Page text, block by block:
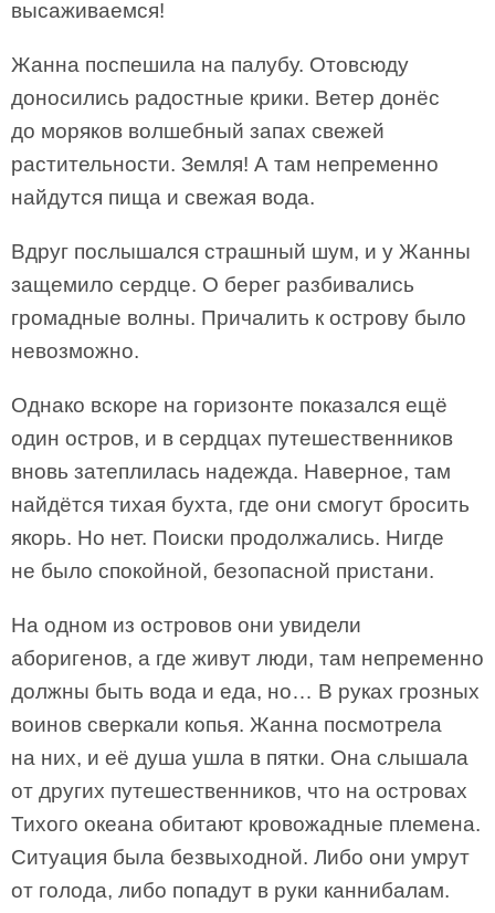
высаживаемся!
Жанна поспешила на палубу. Отовсюду
доносились радостные крики. Ветер донёс
до моряков волшебный запах свежей
растительности. Земля! А там непременно
найдутся пища и свежая вода.
Вдруг послышался страшный шум, и у Жанны
защемило сердце. О берег разбивались
громадные волны. Причалить к острову было
невозможно.
Однако вскоре на горизонте показался ещё
один остров, и в сердцах путешественников
вновь затеплилась надежда. Наверное, там
найдётся тихая бухта, где они смогут бросить
якорь. Но нет. Поиски продолжались. Нигде
не было спокойной, безопасной пристани.
На одном из островов они увидели
аборигенов, а где живут люди, там непременно
должны быть вода и еда, но… В руках грозных
воинов сверкали копья. Жанна посмотрела
на них, и её душа ушла в пятки. Она слышала
от других путешественников, что на островах
Тихого океана обитают кровожадные племена.
Ситуация была безвыходной. Либо они умрут
от голода, либо попадут в руки каннибалам.